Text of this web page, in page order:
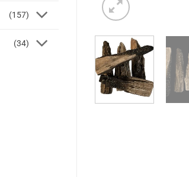
(157)
(34)